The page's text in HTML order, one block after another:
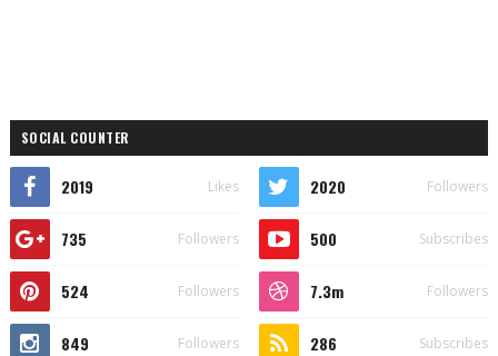
SOCIAL COUNTER
2019 Likes 2020 Followers
735 Followers 500 Subscribes
524 Followers 7.3m Followers
849 Followers 286 Subscribes